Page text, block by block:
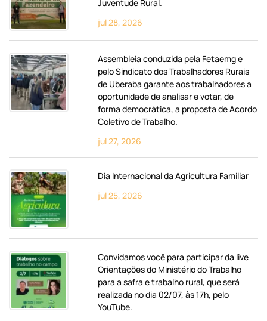
Juventude Rural.
jul 28, 2026
Assembleia conduzida pela Fetaemg e
pelo Sindicato dos Trabalhadores Rurais
de Uberaba garante aos trabalhadores a
oportunidade de analisar e votar, de
forma democrática, a proposta de Acordo
Coletivo de Trabalho.
jul 27, 2026
Dia Internacional da Agricultura Familiar
jul 25, 2026
Convidamos você para participar da live
Orientações do Ministério do Trabalho
para a safra e trabalho rural, que será
realizada no dia 02/07, às 17h, pelo
YouTube.